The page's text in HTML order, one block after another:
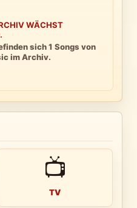
WÄCHST
sich 1 Songs von
im Archiv.
📺
TV